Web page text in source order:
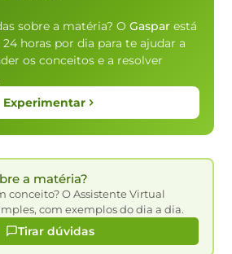
sobre a matéria? O Gaspar está
horas por dia para te ajudar a
os conceitos e a resolver
Experimentar
a matéria?
conceito? O Assistente Virtual
com exemplos do dia a dia.
Tirar dúvidas